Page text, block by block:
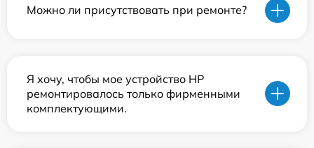
Можно ли присутствовать при ремонте?
Я хочу, чтобы мое устройство HP
ремонтировалось только фирменными
комплектующими.